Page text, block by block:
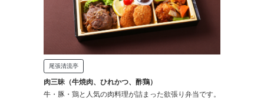
尾張清流亭
肉三昧（牛焼肉、ひれかつ、酢鶏）
牛・豚・鶏と人気の肉料理が詰まった欲張り弁当です。